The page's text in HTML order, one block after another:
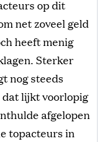
op dit
net zoveel geld
heeft menig
Sterker
nog steeds
lijkt voorlopig
afgelopen
topacteurs in